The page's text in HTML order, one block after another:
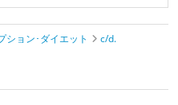
ション･ダイエット
c/d.